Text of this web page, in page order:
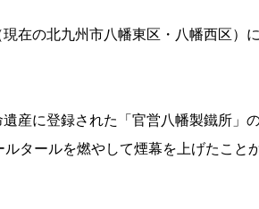
在の北九州市八幡東区・八幡西区）
産に登録された「官営八幡製鐵所」
タールを燃やして煙幕を上げたこと